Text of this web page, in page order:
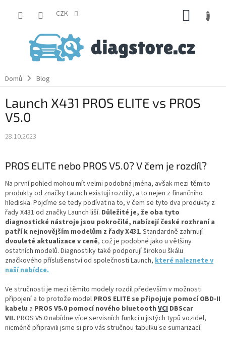
CZK
Domů Blog
Launch X431 PROS ELITE vs PROS
V5.0
28.10.2023
PROS ELITE nebo PROS V5.0? V čem je rozdíl?
Na první pohled mohou mít velmi podobná jména, avšak mezi těmito
produkty od značky Launch existují rozdíly, a to nejen z finančního
hlediska. Pojďme se tedy podívat na to, v čem se tyto dva produkty z
řady X431 od značky Launch liší. Důležité je, že oba tyto
diagnostické nástroje jsou pokročilé, nabízejí české rozhraní a
patří k nejnovějším modelům z řady X431. Standardně zahrnují
dvouleté aktualizace v ceně, což je podobné jako u většiny
ostatních modelů. Diagnostiky také podporují širokou škálu
značkového příslušenství od společnosti Launch, které naleznete v
naší nabídce.
Ve stručnosti je mezi těmito modely rozdíl především v možnosti
připojení a to protože model PROS ELITE se připojuje pomocí OBD-II
kabelu a PROS V5.0 pomocí nového bluetooth VCI DBScar
VII. PROS V5.0 nabídne více servisních funkcí u jistých typů vozidel,
nicméně připravili jsme si pro vás stručnou tabulku se sumarizací.